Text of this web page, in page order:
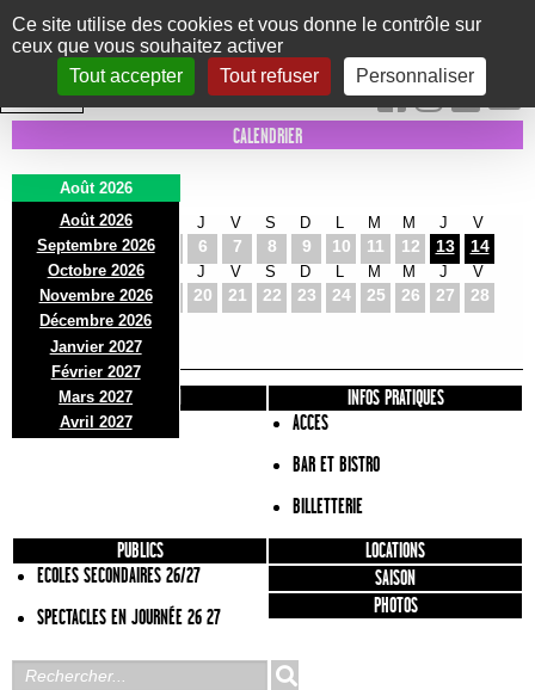
Panneau de gestion des cookies
Ce site utilise des cookies et vous donne le contrôle sur
ceux que vous souhaitez activer
Tout accepter
Tout refuser Personnaliser
Le Marni
CONCERTS DANSE/CIRQUE THÉÂTRE KIDS EXPOS EVENTS
INTRA MUROS
CALENDRIER
Août 2026
Août 2026
Septembre 2026
Octobre 2026
Novembre 2026
Décembre 2026
Janvier 2027
Février 2027
Mars 2027
Avril 2027
D
2
L
3
M
4
J
6
V
7
S
8
D
9 10
M
11
M
12
J
13
V
14
D
16
L
17
M
18
J
20
V
21
S
22
D
23 24
M
25
M
26
J
27
V
28
D
30
L
31
PRÉSENTATION
INFOS PRATIQUES
ACCES
BAR ET BISTRO
BILLETTERIE
PUBLICS
ECOLES SECONDAIRES 26/27
SPECTACLES EN JOURNÉE 26 27
LOCATIONS
SAISON
PHOTOS